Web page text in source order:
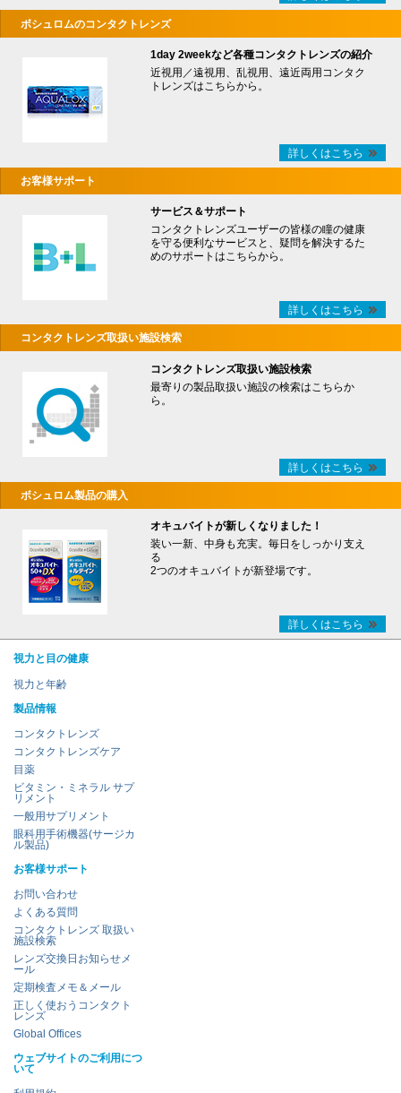
ボシュロムのコンタクトレンズ
1day 2weekなど各種コンタクトレンズの紹介
近視用／遠視用、乱視用、遠近両用コンタク
トレンズはこちらから。
詳しくはこちら
お客様サポート
サービス＆サポート
コンタクトレンズユーザーの皆様の瞳の健康
を守る便利なサービスと、疑問を解決するた
めのサポートはこちらから。
詳しくはこちら
コンタクトレンズ取扱い施設検索
コンタクトレンズ取扱い施設検索
最寄りの製品取扱い施設の検索はこちらか
ら。
詳しくはこちら
ボシュロム製品の購入
オキュバイトが新しくなりました！
装い一新、中身も充実。毎日をしっかり支え
る
2つのオキュバイトが新登場です。
詳しくはこちら
視力と目の健康
視力と年齢
製品情報
コンタクトレンズ
コンタクトレンズケア
目薬
ビタミン・ミネラル サプ
リメント
一般用サプリメント
眼科用手術機器(サージカ
ル製品)
お客様サポート
お問い合わせ
よくある質問
コンタクトレンズ 取扱い
施設検索
レンズ交換日お知らせメ
ール
定期検査メモ＆メール
正しく使おうコンタクト
レンズ
Global Offices
ウェブサイトのご利用につ
いて